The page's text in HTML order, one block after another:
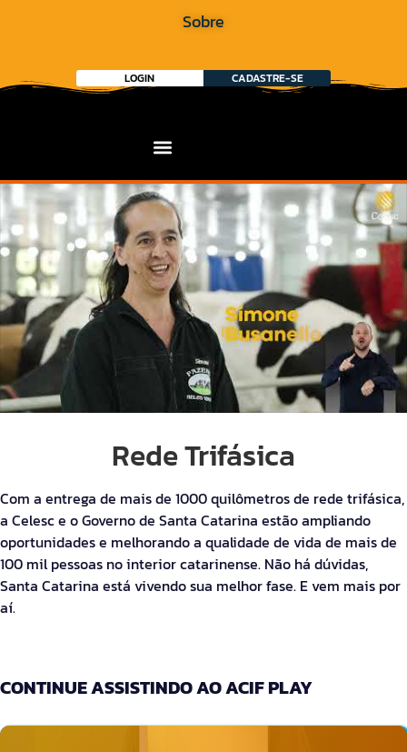
Sobre
LOGIN CADASTRE-SE
Rede Trifásica
Com a entrega de mais de 1000 quilômetros de rede trifásica,
a Celesc e o Governo de Santa Catarina estão ampliando
oportunidades e melhorando a qualidade de vida de mais de
100 mil pessoas no interior catarinense. Não há dúvidas,
Santa Catarina está vivendo sua melhor fase. E vem mais por
aí.
CONTINUE ASSISTINDO AO ACIF PLAY